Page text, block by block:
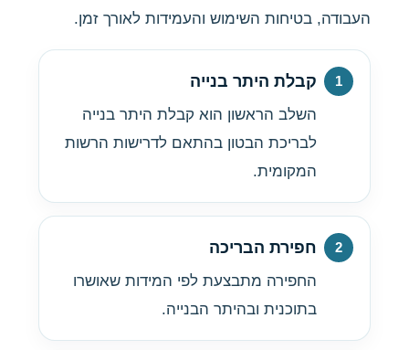
העבודה, בטיחות השימוש והעמידות לאורך זמן.
קבלת היתר בנייה
השלב הראשון הוא קבלת היתר בנייה
לבריכת הבטון בהתאם לדרישות הרשות
המקומית.
חפירת הבריכה
החפירה מתבצעת לפי המידות שאושרו
בתוכנית ובהיתר הבנייה.